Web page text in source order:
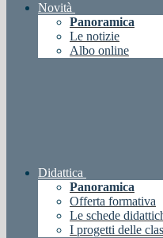
Novità
Panoramica
Le notizie
Albo online
Didattica
Panoramica
Offerta formativa
Le schede
I progetti delle